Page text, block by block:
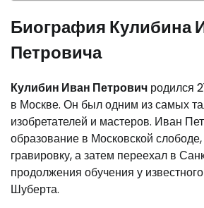
Биография Кулибина
Петровича
Кулибин Иван Петрович родился
в Москве. Он был одним из самых
изобретателей и мастеров. Иван
образование в Московской слободе,
гравировку, а затем переехал в
продолжения обучения у
Шуберта.